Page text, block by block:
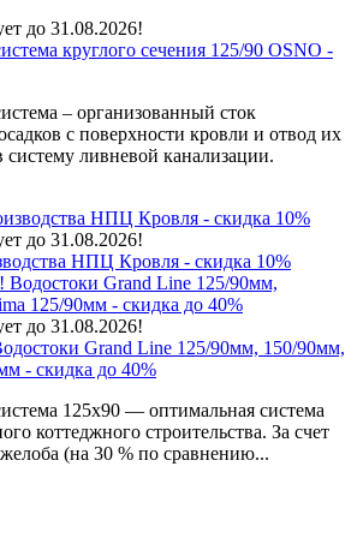
до 31.08.2026!
круглого сечения 125/90 OSNO -
– организованный сток
с поверхности кровли и отвод их
систему ливневой канализации.
до 31.08.2026!
НПЦ Кровля - скидка 10%
до 31.08.2026!
Grand Line 125/90мм, 150/90мм,
- скидка до 40%
125х90 — оптимальная система
коттеджного строительства. За счет
(на 30 % по сравнению...